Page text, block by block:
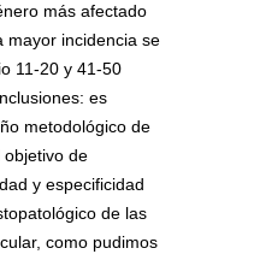
más afectado
mayor incidencia se
11-20 y 41-50
es
metodológico de
objetivo de
y especificidad
de las
como pudimos